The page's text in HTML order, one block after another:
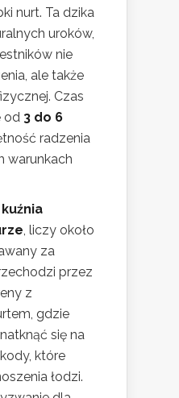
nurt. Ta dzika
uroków,
nie
ale także
Czas
od 3 do 6
radzenia
warunkach
kuźnia
, liczy około
za
przez
z
gdzie
się na
które
łodzi.